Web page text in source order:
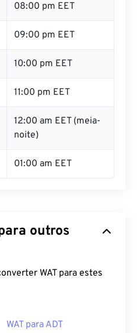
08:00 pm EET
09:00 pm EET
10:00 pm EET
11:00 pm EET
12:00 am EET (meia-
noite)
01:00 am EET
outros
WAT para estes
WAT para ADT